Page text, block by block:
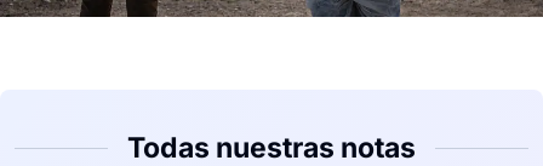
Todas nuestras notas